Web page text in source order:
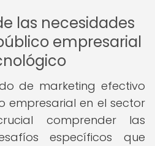
las necesidades
empresarial
de marketing efectivo
empresarial en el sector
comprender las
específicos que